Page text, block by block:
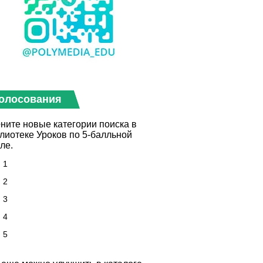
новые категории поиска в
Уроков по 5-балльной
1
2
3
4
5